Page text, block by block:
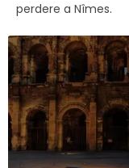
perdere a Nîmes.